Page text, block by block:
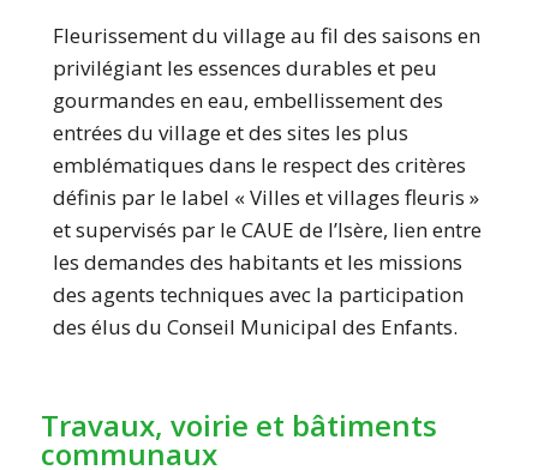
Fleurissement du village au fil des saisons en
privilégiant les essences durables et peu
gourmandes en eau, embellissement des
entrées du village et des sites les plus
emblématiques dans le respect des critères
définis par le label « Villes et villages fleuris »
et supervisés par le CAUE de l’Isère, lien entre
les demandes des habitants et les missions
des agents techniques avec la participation
des élus du Conseil Municipal des Enfants.
Travaux, voirie et bâtiments
communaux